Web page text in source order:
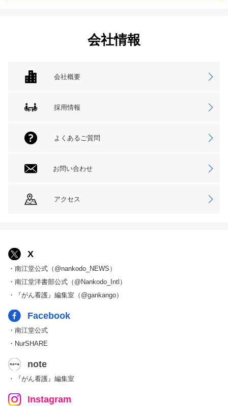
会社情報
会社概要
採用情報
よくあるご質問
お問い合わせ
アクセス
X
・南江堂公式（@nankodo_NEWS）
・南江堂洋書部公式（@Nankodo_Intl）
・『がん看護』編集室（@gankango）
Facebook
・南江堂公式
・NurSHARE
note
・『がん看護』編集室
Instagram